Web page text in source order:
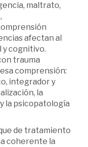
maltrato,
afectan al
y cognitivo.
trauma
comprensión:
integrador y
la
la psicopatología
de tratamiento
coherente la